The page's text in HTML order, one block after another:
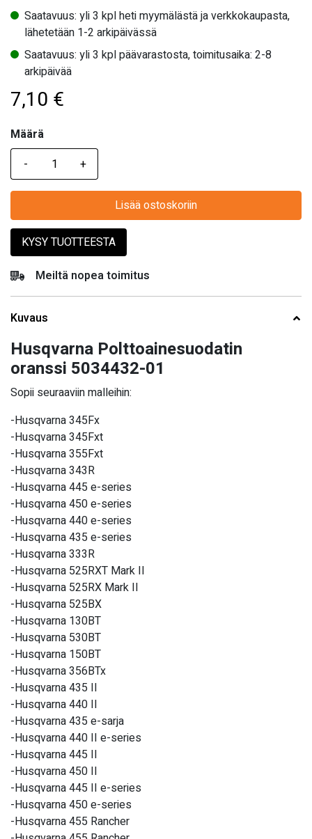
Saatavuus: yli 3 kpl heti myymälästä ja verkkokaupasta,
lähetetään 1-2 arkipäivässä
Saatavuus: yli 3 kpl päävarastosta, toimitusaika: 2-8
arkipäivää
7,10 €
Määrä
Määrä
Lisää ostoskoriin
KYSY TUOTTEESTA
Meiltä nopea toimitus
Kuvaus
Husqvarna Polttoainesuodatin
oranssi 5034432-01
Sopii seuraaviin malleihin:
-Husqvarna 345Fx
-Husqvarna 345Fxt
-Husqvarna 355Fxt
-Husqvarna 343R
-Husqvarna 445 e-series
-Husqvarna 450 e-series
-Husqvarna 440 e-series
-Husqvarna 435 e-series
-Husqvarna 333R
-Husqvarna 525RXT Mark II
-Husqvarna 525RX Mark II
-Husqvarna 525BX
-Husqvarna 130BT
-Husqvarna 530BT
-Husqvarna 150BT
-Husqvarna 356BTx
-Husqvarna 435 II
-Husqvarna 440 II
-Husqvarna 435 e-sarja
-Husqvarna 440 II e-series
-Husqvarna 445 II
-Husqvarna 450 II
-Husqvarna 445 II e-series
-Husqvarna 450 e-series
-Husqvarna 455 Rancher